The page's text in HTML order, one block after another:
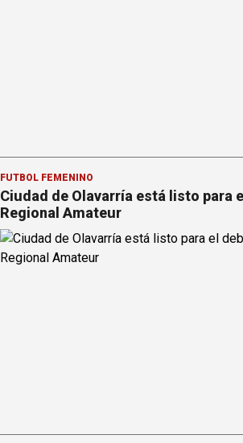
FÚTBOL FEMENINO
Ciudad de Olavarría está listo para
Regional Amateur